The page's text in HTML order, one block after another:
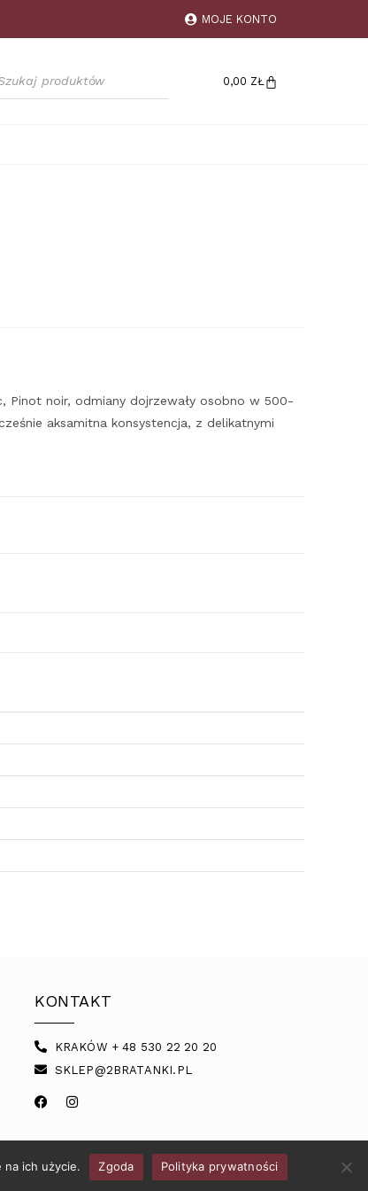
MOJE KONTO
0,00 ZŁ
Pinot noir, odmiany dojrzewały osobno w 500-
aksamitna konsystencja, z delikatnymi
KONTAKT
KRAKÓW + 48 530 22 20 20
SKLEP@2BRATANKI.PL
POLITYKA PRYWATNOŚCI
na ich użycie. Zgoda Polityka prywatności